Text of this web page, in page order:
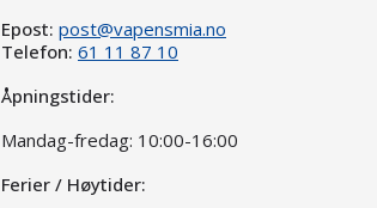
Epost: post@vapensmia.no
Telefon: 61 11 87 10
Åpningstider:
Mandag-fredag: 10:00-16:00
Ferier / Høytider: